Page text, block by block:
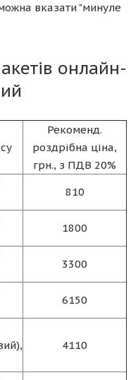
вказати "минуле
онлайн-
Рекоменд.
роздрібна ціна,
грн., з ПДВ 20%
810
1800
3300
6150
4110